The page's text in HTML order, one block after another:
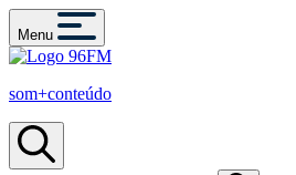
Menu
som+conteúdo